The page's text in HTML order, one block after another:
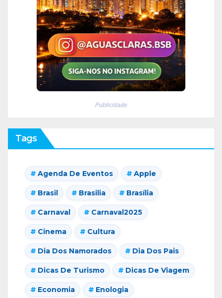
Publicidade
Tags
Agenda De Eventos Apple
Brasil Brasilia Brasília
Carnaval Carnaval2025
Cinema Cultura
Dia Dos Namorados Dia Dos Pais
Dicas De Turismo Dicas De Viagem
Economia Enologia